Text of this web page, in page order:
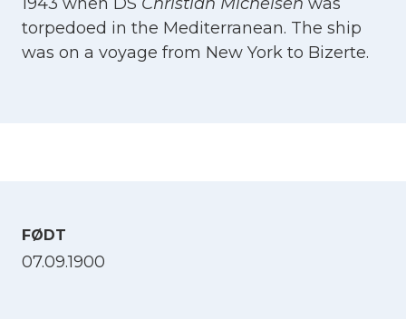
torpedoed in the Mediterranean. The ship
was on a voyage from New York to Bizerte.
FØDT
07.09.1900